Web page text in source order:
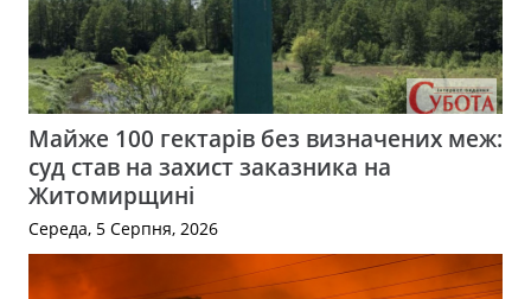
Майже 100 гектарів без визначених меж:
суд став на захист заказника на
Житомирщині
Середа, 5 Серпня, 2026